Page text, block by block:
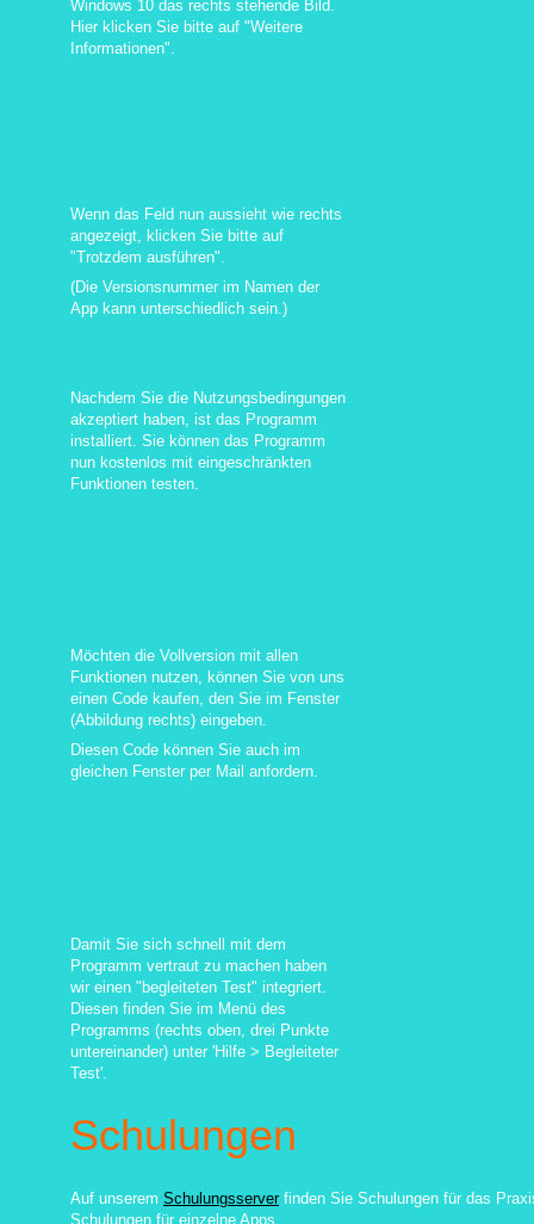
Windows 10 das rechts stehende Bild.
Hier klicken Sie bitte auf "Weitere
Informationen".
Wenn das Feld nun aussieht wie rechts
angezeigt, klicken Sie bitte auf
"Trotzdem ausführen".
(Die Versionsnummer im Namen der
App kann unterschiedlich sein.)
Nachdem Sie die Nutzungsbedingungen
akzeptiert haben, ist das Programm
installiert. Sie können das Programm
nun kostenlos mit eingeschränkten
Funktionen testen.
Möchten die Vollversion mit allen
Funktionen nutzen, können Sie von uns
einen Code kaufen, den Sie im Fenster
(Abbildung rechts) eingeben.
Diesen Code können Sie auch im
gleichen Fenster per Mail anfordern.
Damit Sie sich schnell mit dem
Programm vertraut zu machen haben
wir einen "begleiteten Test" integriert.
Diesen finden Sie im Menü des
Programms (rechts oben, drei Punkte
untereinander) unter 'Hilfe > Begleiteter
Test'.
Schulungen
Auf unserem Schulungsserver finden Sie Schulungen für das
Schulungen für einzelne Apps.